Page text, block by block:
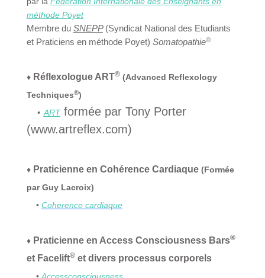
méthode Poyet
Membre du SNEPP (Syndicat National des Etudiants
et Praticiens en méthode Poyet) Somatopathie®
♦ Réflexologue ART® (Advanced Reflexology
Techniques®)
• ARTformée par Tony Porter
(www.artreflex.com)
♦ Praticienne en Cohérence Cardiaque (Formée
par Guy Lacroix)
• Coherence cardiaque
♦ Praticienne en Access Consciousness Bars®
et Facelift®et divers processus corporels